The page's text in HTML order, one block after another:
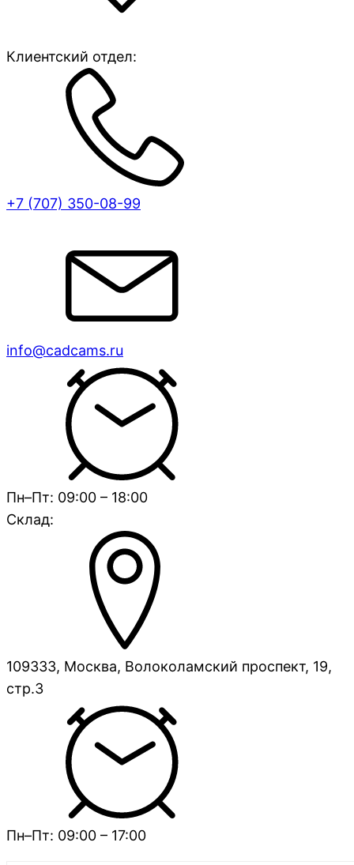
Клиентский отдел:
+7 (707) 350-08-99
info@cadcams.ru
Пн–Пт: 09:00 – 18:00
Склад:
109333, Москва, Волоколамский проспект, 19,
стр.3
Пн–Пт: 09:00 – 17:00